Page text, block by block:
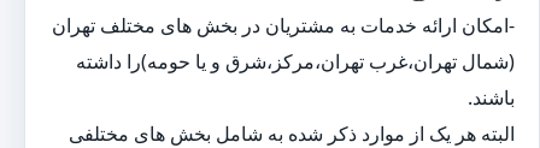
-امکان ارائه خدمات به مشتریان در بخش های مختلف تهران
(شمال تهران،غرب تهران،مرکز،شرق و یا حومه)را داشته
باشند.
البته هر یک از موارد ذکر شده به شامل بخش های مختلفی